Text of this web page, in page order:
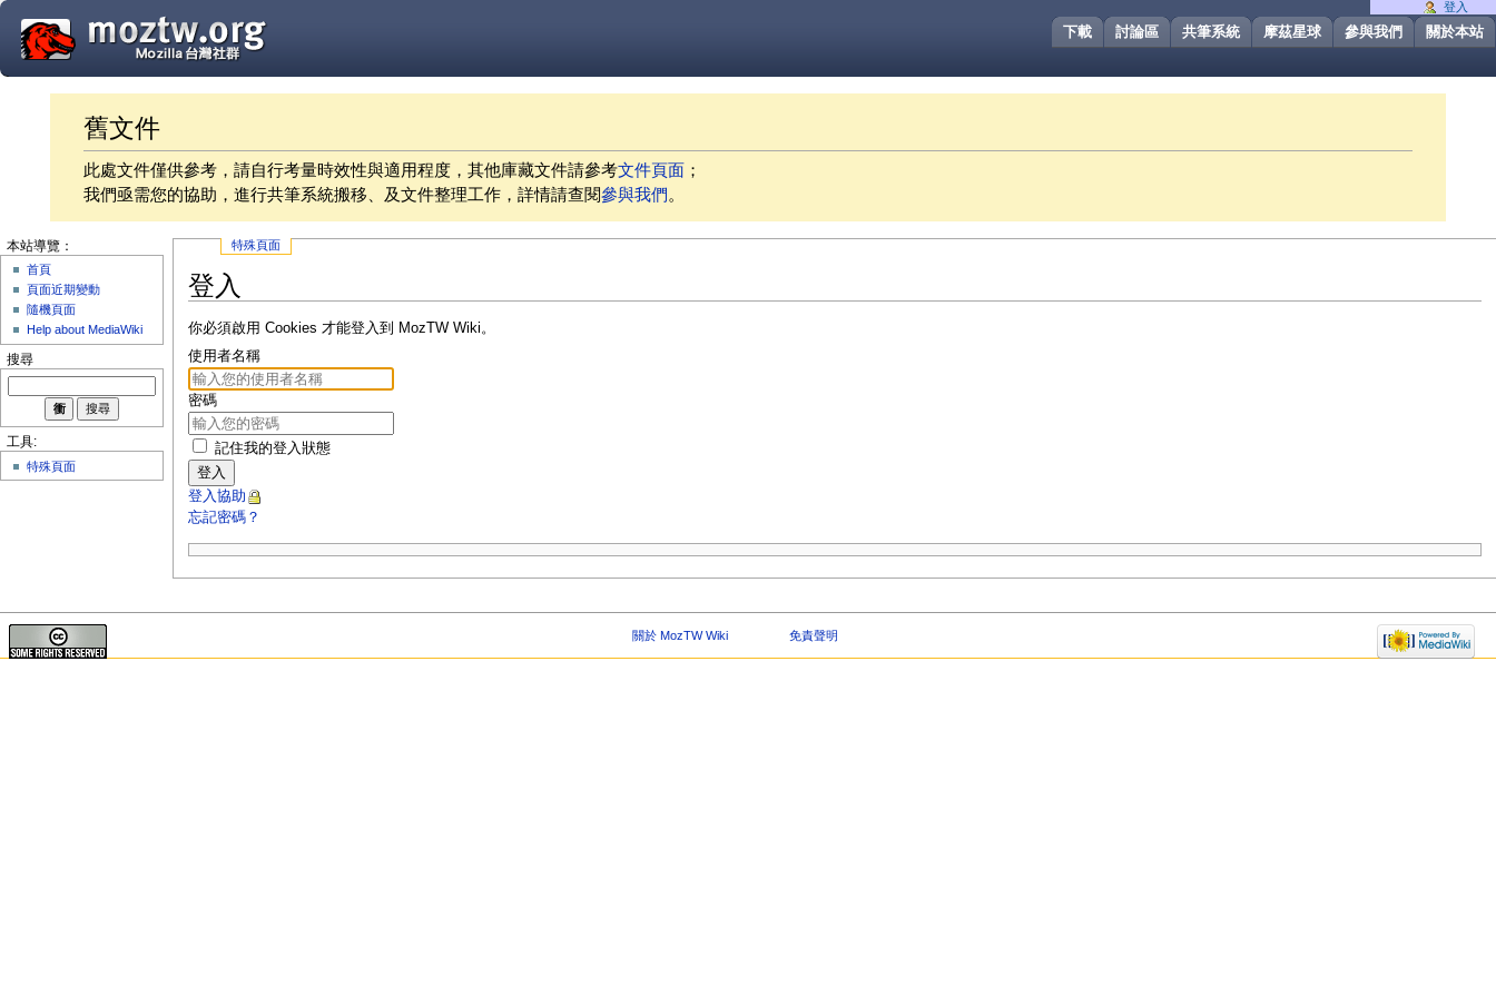
關於本站
參與我們
摩茲星球
共筆系統
討論區
下載
舊文件
此處文件僅供參考，請自行考量時效性與適用程度，其他庫藏文件請參考文件頁面 ；
我們亟需您的協助，進行共筆系統搬移、及文件整理工作，詳情請查閱參與我們。
特殊頁面
登入
你必須啟用 Cookies 才能登入到 MozTW Wiki。
使用者名稱
密碼
記住我的登入狀態
登入
登入協助
忘記密碼？
登入
本站導覽：
首頁
頁面近期變動
隨機頁面
Help about MediaWiki
搜尋
工具:
特殊頁面
關於 MozTW Wiki 免責聲明